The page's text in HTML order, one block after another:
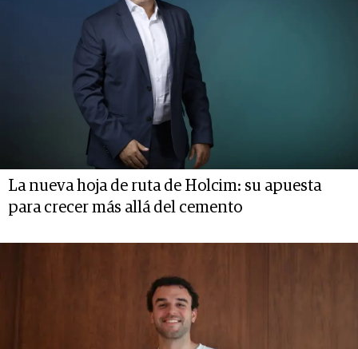
La nueva hoja de ruta de Holcim: su apuesta
para crecer más allá del cemento